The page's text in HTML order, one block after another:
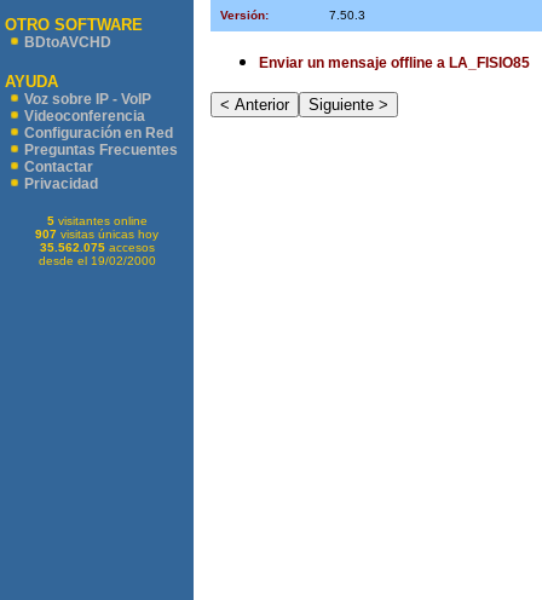
OTRO SOFTWARE
BDtoAVCHD
AYUDA
Voz sobre IP - VoIP
Videoconferencia
Configuración en Red
Preguntas Frecuentes
Contactar
Privacidad
5visitantes online
907 visitas únicas hoy
35.562.075accesos
desde el 19/02/2000
Versión:
7.50.3
Enviar un mensaje offline a LA_FISIO85